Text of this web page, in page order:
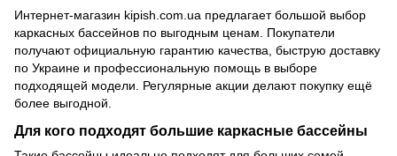
Интернет-магазин kipish.com.ua предлагает большой выбор
каркасных бассейнов по выгодным ценам. Покупатели
получают официальную гарантию качества, быструю доставку
по Украине и профессиональную помощь в выборе
подходящей модели. Регулярные акции делают покупку ещё
более выгодной.
Для кого подходят большие каркасные бассейны